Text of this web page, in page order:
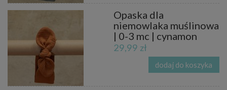
Opaska dla
niemowlaka muślinowa
| 0-3 mc | cynamon
29,99 zł
dodaj do koszyka